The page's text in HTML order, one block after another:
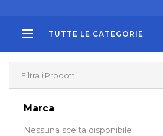
TUTTE LE CATEGORIE
Filtra i Prodotti
Marca
Nessuna scelta disponibile